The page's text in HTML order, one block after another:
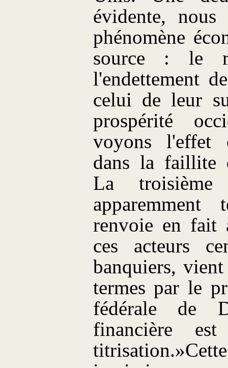
évidente,
phénomène
source : le
l'endettement
celui de leur
prospérité
voyons l'effet
dans la faillite
La
renvoie en fait
ces acteurs
banquiers,
termes par le
fédérale de
financière
titrisation.»